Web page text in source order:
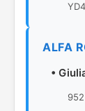
ALFA
•